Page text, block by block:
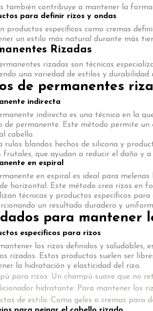
también contribuye a mantener la
para definir rizos y ondas
productos específicos como cremas
un estilo más natural durante más
Rizadas
rizadas son técnicas
una variedad de estilos y durabilidad
de permanentes
indirecta
indirecta es una técnica en la
de permanente. Este método permite
cabello.
rulos blandos hechos de silicona y
frutales, que ayudan a reducir el daño y
en espiral
en espiral es ideal para
horizontal. Este método crea rizos en
técnicas y productos específicos
un resultado duradero y
para mantener
específicos para rizos
los rizos definidos y saludables,
rizados. Estos productos suelen ser
la hidratación y elasticidad del rizo.
para rizos: Un champú suave que no
hidratante: Para mantener los
de estilo: Como geles o cremas para